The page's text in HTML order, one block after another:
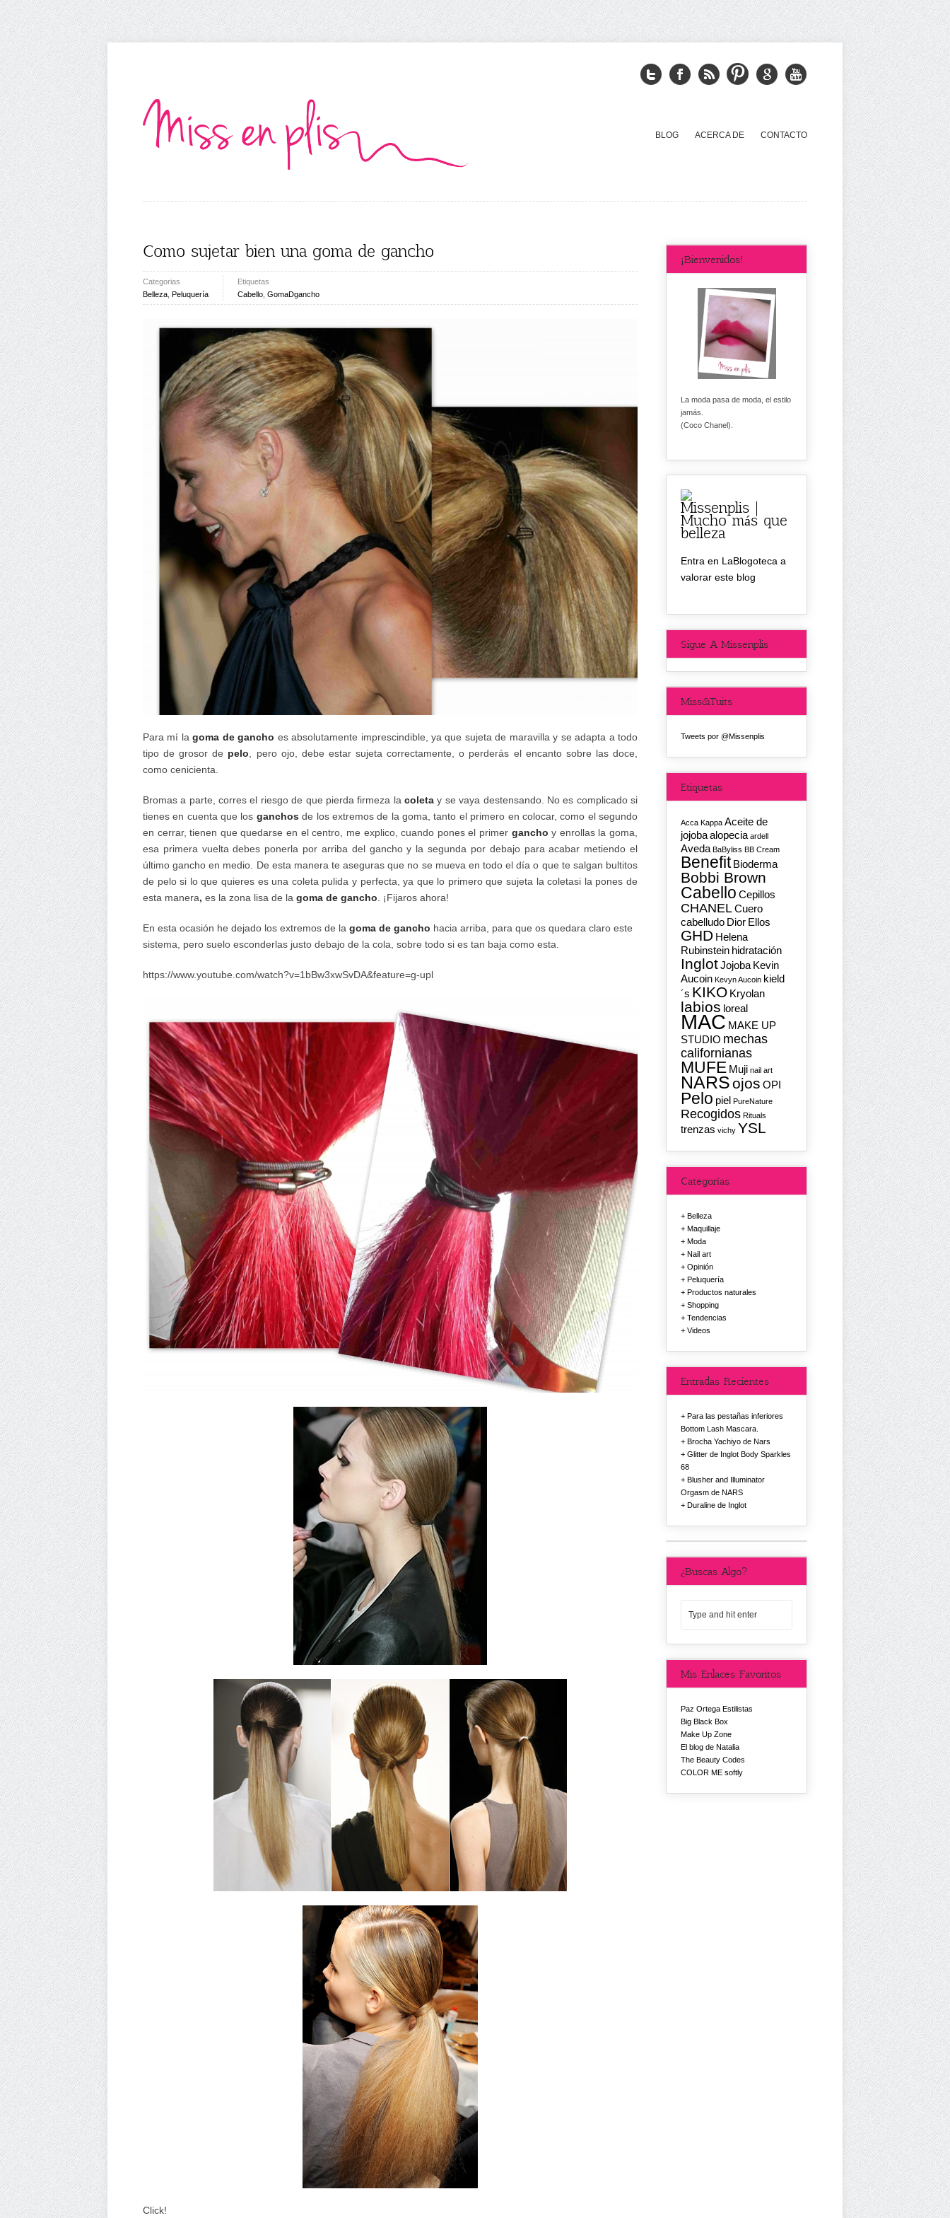
BLOG ACERCA DE CONTACTO
Como sujetar bien una goma de gancho
Categorias
Belleza Peluquería
Etiquetas
Cabello GomaDgancho
Para mí lagoma de gancho es absolutamente imprescindible, ya que sujeta de maravilla y se adapta a todo
tipo de grosor de pelo , pero ojo, debe estar sujeta correctamente, o perderás el encanto sobre las doce,
como cenicienta.
Bromas a parte, corres el riesgo de que pierda firmeza lacoleta y se vaya destensando. No es complicado si
tienes en cuenta que los ganchosde los extremos de la goma,tanto el primero en colocar, como el segundo
en cerrar, tienen que quedarse en el centro, me explico, cuando pones el primer gancho y enrollas la goma,
esa primera vuelta debes ponerla por arriba del gancho y la segunda por debajo para acabar metiendo el
último gancho en medio. De esta manera te aseguras que no se mueva en todo el día o que te salgan bultitos
de pelo si lo que quieres es una coleta pulida y perfecta, ya que lo primero que sujeta la coletasi la pones de
esta manera, es la zona lisa de la goma de gancho . ¡Fijaros ahora!
En esta ocasión he dejado los extremos de la goma de gancho hacia arriba, para que os quedara claro este
sistema, pero suelo esconderlas justo debajo de la cola, sobre todo si es tan baja como esta.
https://www.youtube.com/watch?v=1bBw3xwSvDA&feature=g-upl
Click!
¡Bienvenidos!
La moda pasa de moda, el estilo
jamás.
(Coco Chanel).
Missenplis |
Mucho más que
belleza
Entra en LaBlogoteca a
valorar este blog
Sigue A Missenplis
Miss&Tuits
Tweets por @Missenplis
Etiquetas
Acca Kappa Aceite de
jojobaalopecia ardell
Aveda BaByliss BB Cream
Benefit Bioderma
Bobbi Brown
Cabello Cepillos
CHANELCuero
cabelludo Dior Ellos
GHD Helena
Rubinstein hidratación
InglotJojoba Kevin
Aucoin Kevyn Aucoin kield
´s KIKO Kryolan
labios loreal
MAC MAKE UP
STUDIO mechas
californianas
MUFE Muji nail art
NARSojos OPI
Pelo piel PureNature
Recogidos Rituals
trenzas vichy YSL
Categorías
Belleza
Maquillaje
Moda
Nail art
Opinión
Peluquería
Productos naturales
Shopping
Tendencias
Videos
Entradas Recientes
Para las pestañas inferiores
Bottom Lash Mascara.
Brocha Yachiyo de Nars
Glitter de Inglot Body Sparkles
68
Blusher and Illuminator
Orgasm de NARS
Duraline de Inglot
¿Buscas Algo?
Mis Enlaces Favoritos
Paz Ortega Estilistas
Big Black Box
Make Up Zone
El blog de Natalia
The Beauty Codes
COLOR ME softly